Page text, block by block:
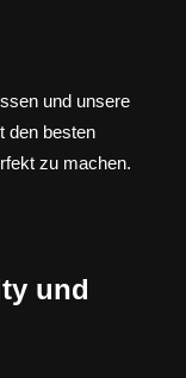
und unsere
den besten
zu machen.
und